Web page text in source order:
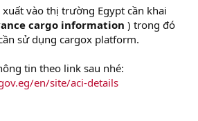
xuất vào thị trường Egypt cần khai
cargo information ) trong đó
sử dụng cargox platform.
tin theo link sau nhé:
en/site/aci-details